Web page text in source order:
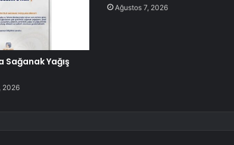
Sağanak Yağış
2026
Ağustos 7, 2026